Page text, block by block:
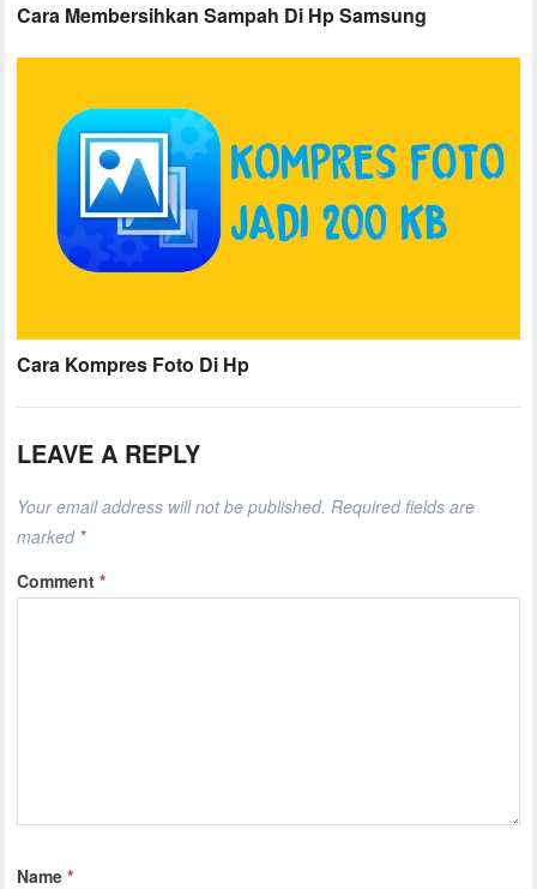
Cara Membersihkan Sampah Di Hp Samsung
Cara Kompres Foto Di Hp
LEAVE A REPLY
Your email address will not be published. Required fields are
marked *
Comment*
Name*